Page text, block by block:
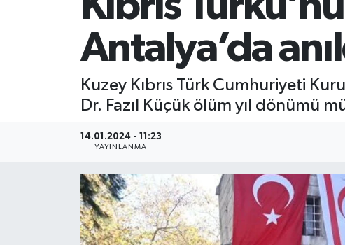
Antalya’da
Kuzey Kıbrıs Türk Cumhuriyeti
Dr. Fazıl Küçük ölüm yıl dönümü
14.01.2024 - 11:23
YAYINLANMA